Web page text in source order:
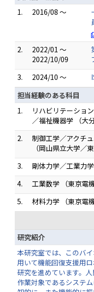
1.
2016/08 ～
2.
2022/01 ～
2022/10/09
3.
2024/10 ～
担当経験のある科目
1.
リハビリテーショ
／福祉機器学 （大
2.
制御工学／アクチ
（岡山県立大学／
3.
剛体力学／工業力
4.
工業数学 （東京電機
5.
材料力学 （東京電機
研究紹介
本研究室では、このバ
用いて機能回復支援用
研究を進めています。人
作業対象であるシステ